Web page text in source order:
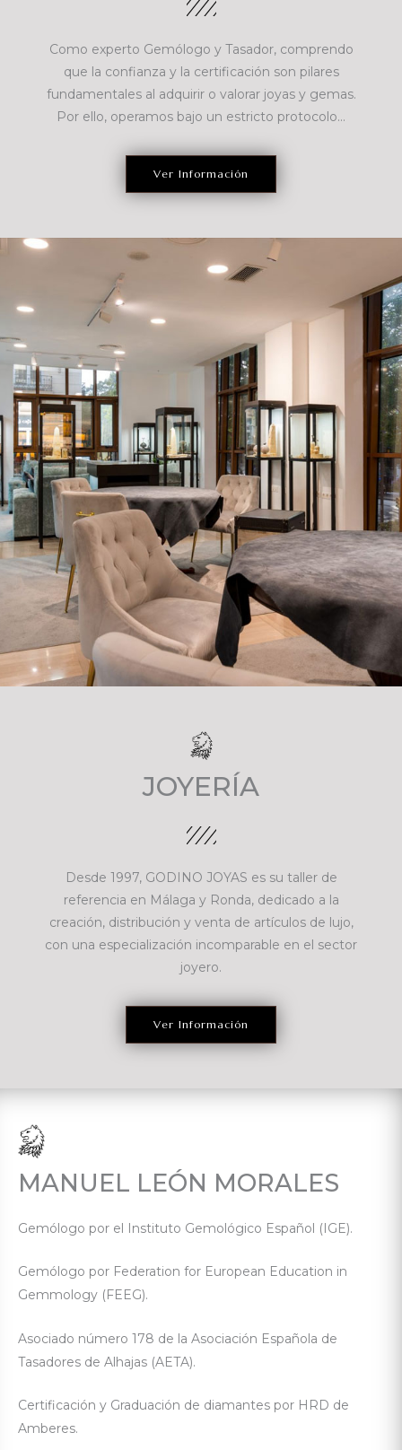
Como experto Gemólogo y Tasador, comprendo
que la confianza y la certificación son pilares
fundamentales al adquirir o valorar joyas y gemas.
Por ello, operamos bajo un estricto protocolo...
Ver Información
JOYERÍA
Desde 1997, GODINO JOYAS es su taller de
referencia en Málaga y Ronda, dedicado a la
creación, distribución y venta de artículos de lujo,
con una especialización incomparable en el sector
joyero.
Ver Información
MANUEL LEÓN MORALES
Gemólogo por el Instituto Gemológico Español (IGE).
Gemólogo por Federation for European Education in
Gemmology (FEEG).
Asociado número 178 de la Asociación Española de
Tasadores de Alhajas (AETA).
Certificación y Graduación de diamantes por HRD de
Amberes.